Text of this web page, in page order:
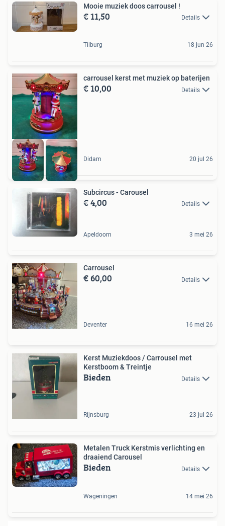
Mooie muziek doos carrousel !
€ 11,50 Details
Tilburg 18 jun 26
carrousel kerst met muziek op baterijen
€ 10,00 Details
Didam 20 jul 26
Subcircus - Carousel
€ 4,00 Details
Apeldoorn 3 mei 26
Carrousel
€ 60,00 Details
Deventer 16 mei 26
Kerst Muziekdoos / Carrousel met
Kerstboom & Treintje
Bieden Details
Rijnsburg 23 jul 26
Metalen Truck Kerstmis verlichting en
draaiend Carousel
Bieden Details
Wageningen 14 mei 26